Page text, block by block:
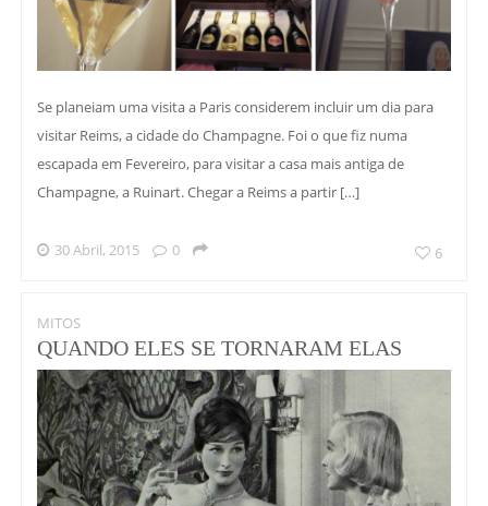
Se planeiam uma visita a Paris considerem incluir um dia para
visitar Reims, a cidade do Champagne. Foi o que fiz numa
escapada em Fevereiro, para visitar a casa mais antiga de
Champagne, a Ruinart. Chegar a Reims a partir […]
30 Abril, 2015 0 6
MITOS
QUANDO ELES SE TORNARAM ELAS